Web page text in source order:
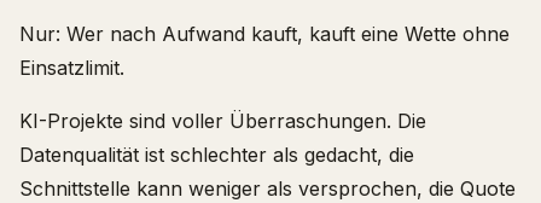
Nur: Wer nach Aufwand kauft, kauft eine Wette ohne
Einsatzlimit.
KI-Projekte sind voller Überraschungen. Die
Datenqualität ist schlechter als gedacht, die
Schnittstelle kann weniger als versprochen, die Quote